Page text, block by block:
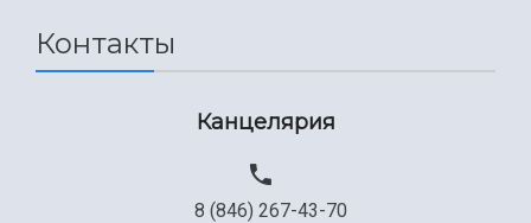
Контакты
Канцелярия
8 (846) 267-43-70